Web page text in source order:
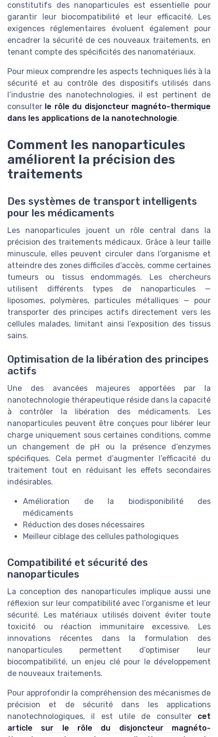
constitutifs des nanoparticules est essentielle pour
garantir leur biocompatibilité et leur efficacité. Les
exigences réglementaires évoluent également pour
encadrer la sécurité de ces nouveaux traitements, en
tenant compte des spécificités des nanomatériaux.
Pour mieux comprendre les aspects techniques liés à la
sécurité et au contrôle des dispositifs utilisés dans
l’industrie des nanotechnologies, il est pertinent de
consulter le rôle du disjoncteur magnéto-thermique
dans les applications de la nanotechnologie.
Comment les nanoparticules
améliorent la précision des
traitements
Des systèmes de transport intelligents
pour les médicaments
Les nanoparticules jouent un rôle central dans la
précision des traitements médicaux. Grâce à leur taille
minuscule, elles peuvent circuler dans l’organisme et
atteindre des zones difficiles d’accès, comme certaines
tumeurs ou tissus endommagés. Les chercheurs
utilisent différents types de nanoparticules —
liposomes, polymères, particules métalliques — pour
transporter des principes actifs directement vers les
cellules malades, limitant ainsi l’exposition des tissus
sains.
Optimisation de la libération des principes
actifs
Une des avancées majeures apportées par la
nanotechnologie thérapeutique réside dans la capacité
à contrôler la libération des médicaments. Les
nanoparticules peuvent être conçues pour libérer leur
charge uniquement sous certaines conditions, comme
un changement de pH ou la présence d’enzymes
spécifiques. Cela permet d’augmenter l’efficacité du
traitement tout en réduisant les effets secondaires
indésirables.
Amélioration de la biodisponibilité des
médicaments
Réduction des doses nécessaires
Meilleur ciblage des cellules pathologiques
Compatibilité et sécurité des
nanoparticules
La conception des nanoparticules implique aussi une
réflexion sur leur compatibilité avec l’organisme et leur
sécurité. Les matériaux utilisés doivent éviter toute
toxicité ou réaction immunitaire excessive. Les
innovations récentes dans la formulation des
nanoparticules permettent d’optimiser leur
biocompatibilité, un enjeu clé pour le développement
de nouveaux traitements.
Pour approfondir la compréhension des mécanismes de
précision et de sécurité dans les applications
nanotechnologiques, il est utile de consulter cet
article sur le rôle du disjoncteur magnéto-